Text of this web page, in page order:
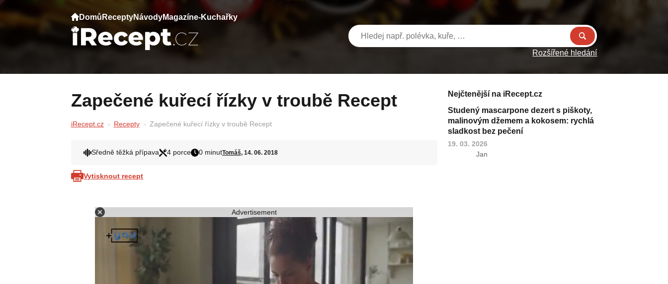
Domů ReceptyNávodyMagazíne-Kuchařky
Rozšířené hledání
Zapečené kuřecí řízky v troubě Recept
iRecept.cz Recepty Zapečené kuřecí řízky v troubě Recept
Sředně těžká přípava 4 porce 0 minutTomáš, 14. 06. 2018
Vytisknout recept
Advertisement
Nejčtenější na iRecept.cz
Studený mascarpone dezert s piškoty,
malinovým džemem a kokosem: rychlá
sladkost bez pečení
19. 03. 2026
Jan